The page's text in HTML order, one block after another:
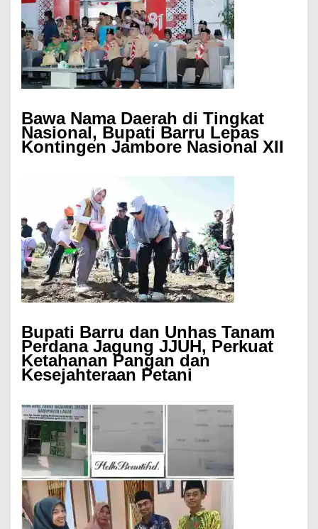
Bawa Nama Daerah di Tingkat
Nasional, Bupati Barru Lepas
Kontingen Jambore Nasional XII
Bupati Barru dan Unhas Tanam
Perdana Jagung JJUH, Perkuat
Ketahanan Pangan dan
Kesejahteraan Petani